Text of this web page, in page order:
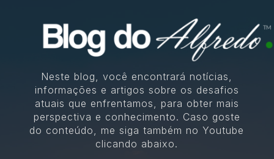
Neste blog, você encontrará notícias,
informações e artigos sobre os desafios
atuais que enfrentamos, para obter mais
perspectiva e conhecimento. Caso goste
do conteúdo, me siga também no Youtube
clicando abaixo.